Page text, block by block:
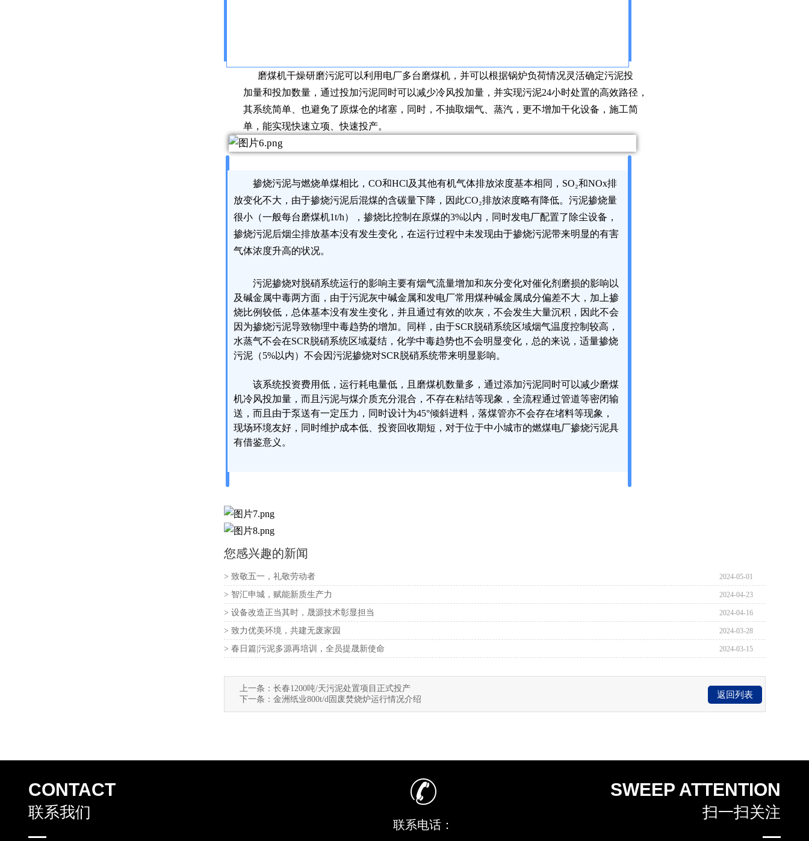
磨煤机干燥研磨污泥可以利用电厂多台磨煤机，并可以根据锅炉负荷情况灵活确定污泥投
加量和投加数量，通过投加污泥同时可以减少冷风投加量，并实现污泥24小时处置的高效路径，
其系统简单、也避免了原煤仓的堵塞，同时，不抽取烟气、蒸汽，更不增加干化设备，施工简
单，能实现快速立项、快速投产。
掺烧污泥与燃烧单煤相比，CO和HCl及其他有机气体排放浓度基本相同，SO₂和NOx排
放变化不大，由于掺烧污泥后混煤的含碳量下降，因此CO₂排放浓度略有降低。污泥掺烧量
很小（一般每台磨煤机1t/h），掺烧比控制在原煤的3%以内，同时发电厂配置了除尘设备，
掺烧污泥后烟尘排放基本没有发生变化，在运行过程中未发现由于掺烧污泥带来明显的有害
气体浓度升高的状况。
污泥掺烧对脱硝系统运行的影响主要有烟气流量增加和灰分变化对催化剂磨损的影响以
及碱金属中毒两方面，由于污泥灰中碱金属和发电厂常用煤种碱金属成分偏差不大，加上掺
烧比例较低，总体基本没有发生变化，并且通过有效的吹灰，不会发生大量沉积，因此不会
因为掺烧污泥导致物理中毒趋势的增加。同样，由于SCR脱硝系统区域烟气温度控制较高，
水蒸气不会在SCR脱硝系统区域凝结，化学中毒趋势也不会明显变化，总的来说，适量掺烧
污泥（5%以内）不会因污泥掺烧对SCR脱硝系统带来明显影响。
该系统投资费用低，运行耗电量低，且磨煤机数量多，通过添加污泥同时可以减少磨煤
机冷风投加量，而且污泥与煤介质充分混合，不存在粘结等现象，全流程通过管道等密闭输
送，而且由于泵送有一定压力，同时设计为45°倾斜进料，落煤管亦不会存在堵料等现象，
现场环境友好，同时维护成本低、投资回收期短，对于位于中小城市的燃煤电厂掺烧污泥具
有借鉴意义。
您感兴趣的新闻
> 致敬五一，礼敬劳动者 2024-05-01
> 智汇申城，赋能新质生产力 2024-04-23
> 设备改造正当其时，晟源技术彰显担当 2024-04-16
> 致力优美环境，共建无废家园 2024-03-28
> 春日篇|污泥多源再培训，全员提晟新使命 2024-03-15
上一条： 长春1200吨/天污泥处置项目正式投产
下一条： 金洲纸业800t/d固废焚烧炉运行情况介绍 返回列表
CONTACT
联系我们
联系电话：
SWEEP ATTENTION
扫一扫关注